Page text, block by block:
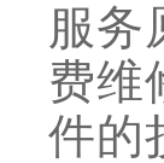
服务
费维
件的